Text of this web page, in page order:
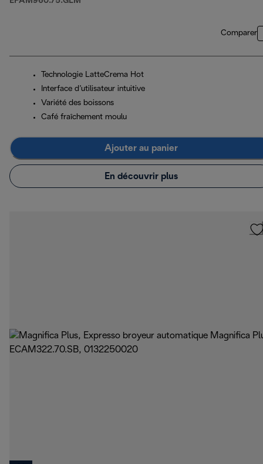
Comparer
Technologie LatteCrema Hot
Interface d’utilisateur intuitive
Variété des boissons
Café fraîchement moulu
Ajouter au panier
En découvrir plus